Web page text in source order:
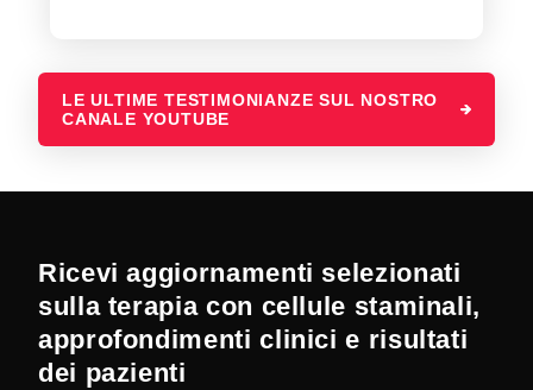
LE ULTIME TESTIMONIANZE SUL NOSTRO
CANALE YOUTUBE
Ricevi aggiornamenti selezionati
sulla terapia con cellule staminali,
approfondimenti clinici e risultati
dei pazienti